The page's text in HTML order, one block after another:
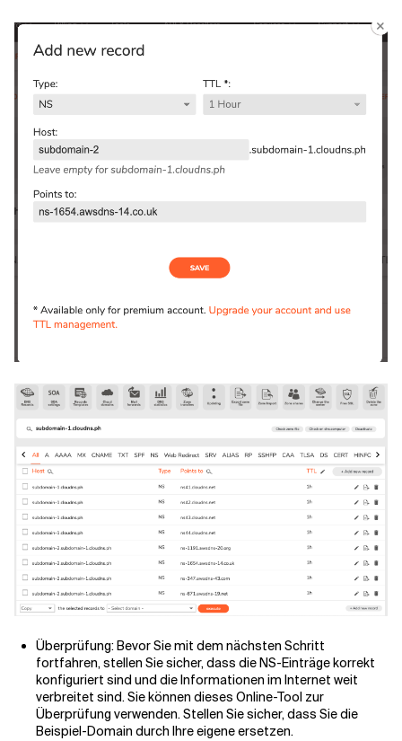
Überprüfung: Bevor Sie mit dem nächsten Schritt
fortfahren, stellen Sie sicher, dass die NS-Einträge korrekt
konfiguriert sind und die Informationen im Internet weit
verbreitet sind. Sie können dieses Online-Tool zur
Überprüfung verwenden. Stellen Sie sicher, dass Sie die
Beispiel-Domain durch Ihre eigene ersetzen.